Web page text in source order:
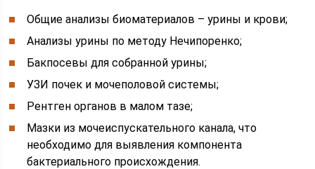
Общие анализы биоматериалов – урины и крови;
Анализы урины по методу Нечипоренко;
Бакпосевы для собранной урины;
УЗИ почек и мочеполовой системы;
Рентген органов в малом тазе;
Мазки из мочеиспускательного канала, что
необходимо для выявления компонента
бактериального происхождения.